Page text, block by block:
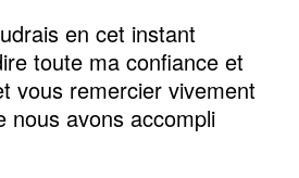
en cet instant
toute ma confiance et
vous remercier vivement
nous avons accompli